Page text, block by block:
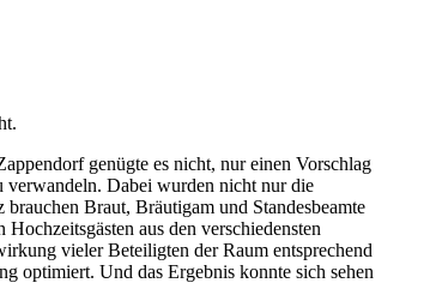
genügte es nicht, nur einen Vorschlag
verwandeln. Dabei wurden nicht nur die
Braut, Bräutigam und Standesbeamte
aus den verschiedensten
vieler Beteiligten der Raum entsprechend
optimiert. Und das Ergebnis konnte sich sehen